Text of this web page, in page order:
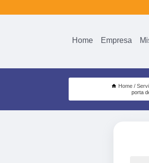
Home Empresa
Home
porta